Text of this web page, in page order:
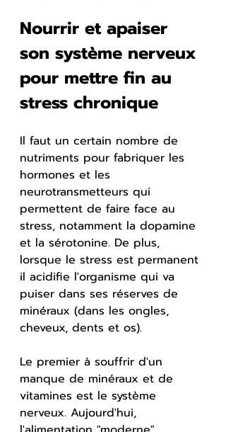
Nourrir et apaiser
son système nerveux
pour mettre fin au
stress chronique
Il faut un certain nombre de
nutriments pour fabriquer les
hormones et les
neurotransmetteurs qui
permettent de faire face au
stress, notamment la dopamine
et la sérotonine. De plus,
lorsque le stress est permanent
il acidifie l'organisme qui va
puiser dans ses réserves de
minéraux (dans les ongles,
cheveux, dents et os).
Le premier à souffrir d'un
manque de minéraux et de
vitamines est le système
nerveux. Aujourd'hui,